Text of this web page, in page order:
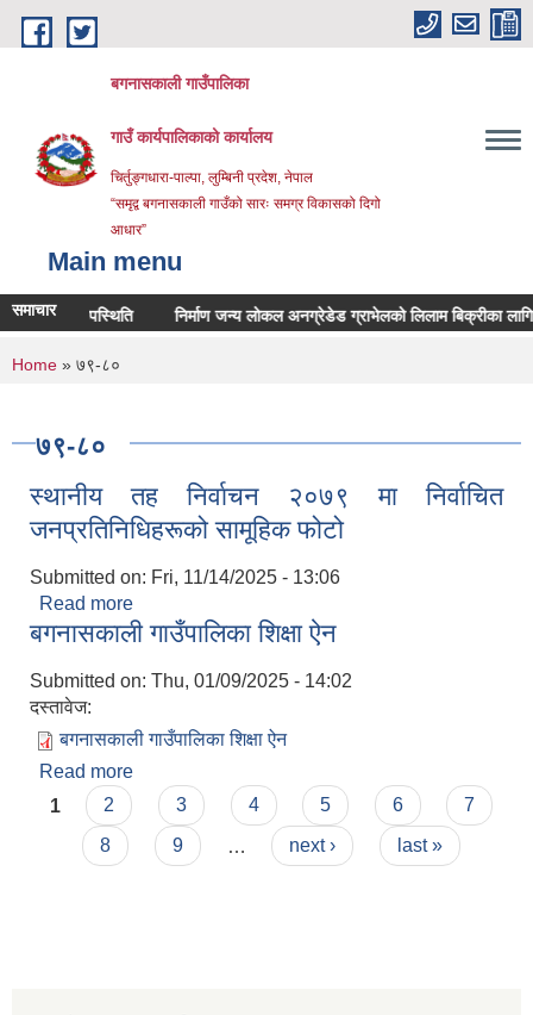
Skip to main content
बगनासकाली गाउँपालिका
गाउँ कार्यपालिकाको कार्यालय
चिर्तुङ्गधारा-पाल्पा, लुम्बिनी प्रदेश, नेपाल
“समृद्व बगनासकाली गाउँको सारः समग्र विकासको दिगो
आधार”
Main menu
समाचारउपस्थिति निर्माण जन्य लोकल अनग्रेडेड ग्राभेलको लिलाम बिक्रीका लागि
You are here
Home » ७९-८०
७९-८०
स्थानीय तह निर्वाचन २०७९ मा निर्वाचित
जनप्रतिनिधिहरूको सामूहिक फोटो
Submitted on: Fri, 11/14/2025 - 13:06
Read more
जनप्रतिनिधिहरूको सामूहिक फोटो
बगनासकाली गाउँपालिका शिक्षा ऐन
Submitted on: Thu, 01/09/2025 - 14:02
दस्तावेज:
बगनासकाली गाउँपालिका शिक्षा ऐन
Read more
Pages
1 2 3 4 5 6
7
8
9 next › last »